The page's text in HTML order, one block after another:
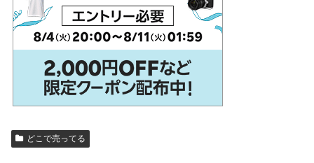
どこで売ってる